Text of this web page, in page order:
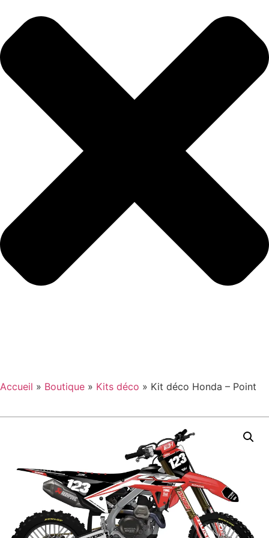
Accueil » Boutique » Kits déco » Kit déco Honda – Point